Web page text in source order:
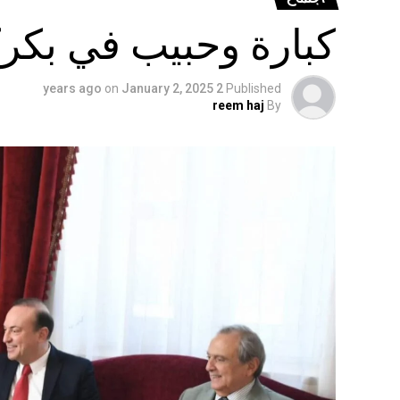
كبارة وحبيب في
Published
2 years ago
on January 2, 2025
By
reem haj